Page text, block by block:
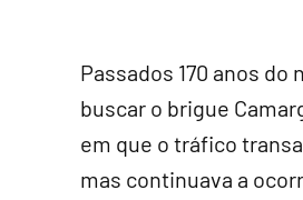
Passados 170 anos
buscar o brigue
em que o tráfico
mas continuava a